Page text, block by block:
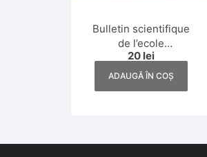
Bulletin scientifique
de l’ecole
polytechnique de
Timișoara, numerele
20 lei
ADAUGĂ ÎN COȘ